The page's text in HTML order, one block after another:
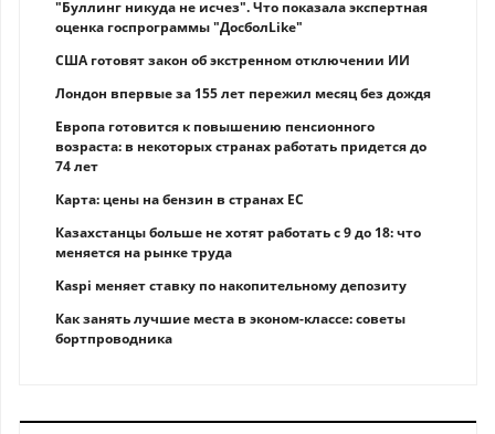
"Буллинг никуда не исчез". Что показала экспертная
оценка госпрограммы "ДосболLike"
США готовят закон об экстренном отключении ИИ
Лондон впервые за 155 лет пережил месяц без дождя
Европа готовится к повышению пенсионного
возраста: в некоторых странах работать придется до
74 лет
Карта: цены на бензин в странах ЕС
Казахстанцы больше не хотят работать с 9 до 18: что
меняется на рынке труда
Kaspi меняет ставку по накопительному депозиту
Как занять лучшие места в эконом-классе: советы
бортпроводника